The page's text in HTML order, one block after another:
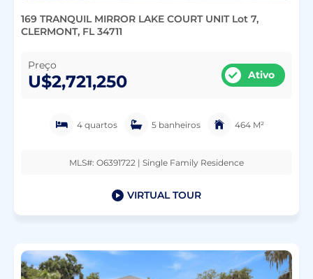
169 TRANQUIL MIRROR LAKE COURT UNIT Lot 7,
CLERMONT, FL 34711
Preço
U$2,721,250 Ativo
4 quartos 5 banheiros 464 M²
MLS#: O6391722 | Single Family Residence
VIRTUAL TOUR